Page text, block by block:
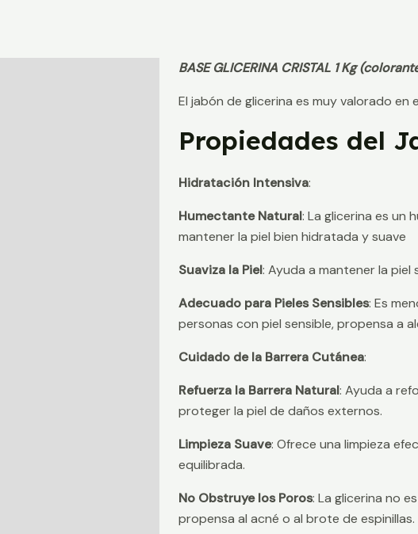
BASE GLICERINA CRISTAL 1 Kg
El jabón de glicerina es muy valorado
Propiedades del
Hidratación Intensiva:
Humectante Natural: La glicerina es un
mantener la piel bien hidratada y suave
Suaviza la Piel: Ayuda a mantener la
Adecuado para Pieles Sensibles: Es
personas con piel sensible, propensa a
Cuidado de la Barrera Cutánea:
Refuerza la Barrera Natural: Ayuda a
proteger la piel de daños externos.
Limpieza Suave: Ofrece una limpieza
equilibrada.
No Obstruye los Poros: La glicerina no
propensa al acné o al brote de espinillas.